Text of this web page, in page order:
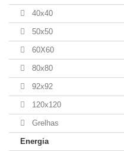
40x40
50x50
60X60
80x80
92x92
120x120
Grelhas
Energia